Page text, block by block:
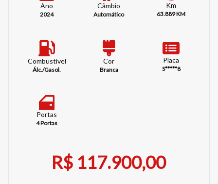
Ano
2024
Câmbio
Automático
Km
63.889 KM
Combustível
Álc./Gasol.
Cor
Branca
Placa
S*****8
Portas
4 Portas
R$ 117.900,00